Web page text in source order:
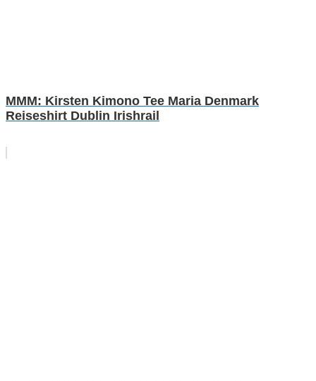
MMM: Kirsten Kimono Tee Maria Denmark
Reiseshirt Dublin Irishrail